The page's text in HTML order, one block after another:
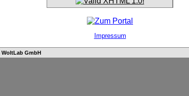
Impressum
WoltLab GmbH